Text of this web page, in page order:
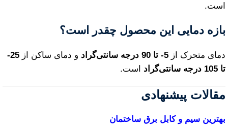
است.
بازه دمایی این محصول چقدر است؟
دمای متحرک از 5- تا 90 درجه سانتی‌گراد و دمای ساکن از
25-
تا 105 درجه سانتی‌گراد
است.
مقالات پیشنهادی
بهترین سیم و کابل برق ساختمان